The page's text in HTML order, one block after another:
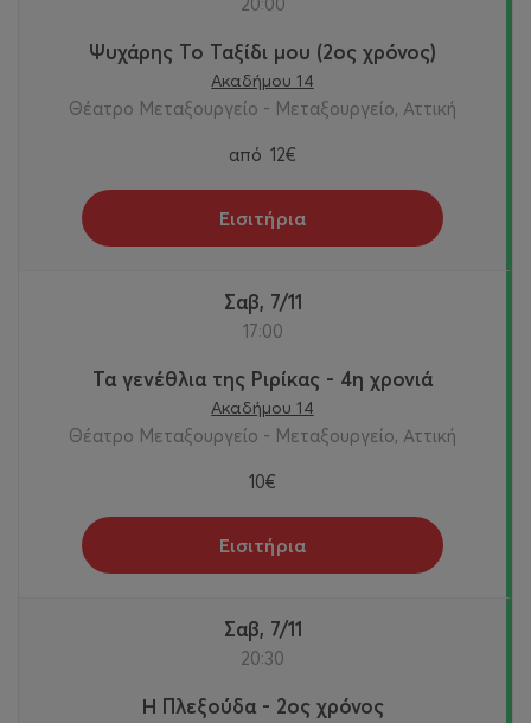
Ψυχάρης Το Ταξίδι μου (2ος χρόνος)
Ακαδήμου 14
Θέατρο Μεταξουργείο - Μεταξουργείο, Αττική
από 12€
Εισιτήρια
Σαβ, 7/11
17:00
Τα γενέθλια της Ριρίκας - 4η χρονιά
Ακαδήμου 14
Θέατρο Μεταξουργείο - Μεταξουργείο, Αττική
10€
Εισιτήρια
Σαβ, 7/11
20:30
Η Πλεξούδα - 2ος χρόνος